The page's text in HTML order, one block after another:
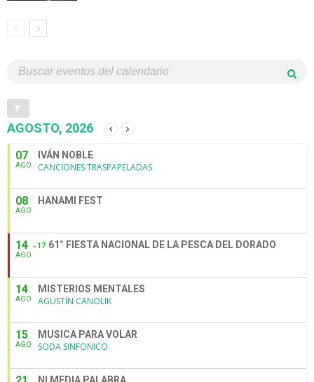
AGOSTO, 2026
07
AGO
IVÁN NOBLE
CANCIONES TRASPAPELADAS
08
AGO
HANAMI FEST
14
AGO
17 61° FIESTA NACIONAL DE LA PESCA DEL DORADO
14
AGO
MISTERIOS MENTALES
AGUSTÍN CANOLIK
15
AGO
MUSICA PARA VOLAR
SODA SINFONICO